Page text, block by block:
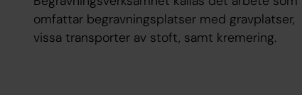
omfattar begravningsplatser med gravplatser,
vissa transporter av stoft, samt kremering.